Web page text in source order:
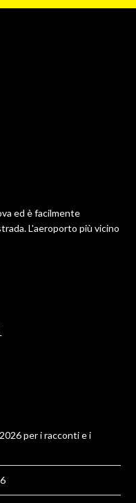
ed è facilmente
L'aeroporto più vicino
per i racconti e i